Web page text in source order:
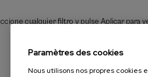
cualquier filtro y pulse Aplicar para
Paramètres des cookies
Nous utilisons nos propres